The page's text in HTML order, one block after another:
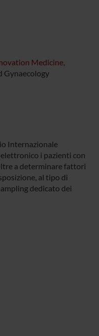
Medicine,
Gynaecology
Internazionale
i pazienti con
a determinare fattori
al tipo di
dedicato dei